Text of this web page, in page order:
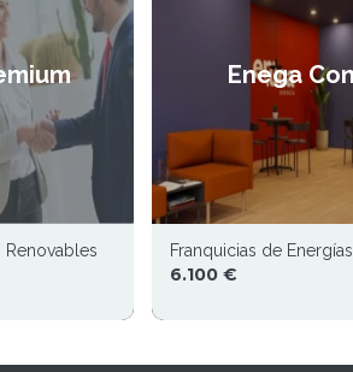
Renovables
Enega
Franquicias de
6.100 €